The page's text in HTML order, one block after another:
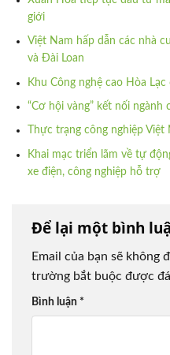
giới
Việt Nam hấp dẫn các nhà
và Đài Loan
Khu Công nghệ cao Hòa
“Cơ hội vàng” kết nối ngành
Thực trạng công nghiệp
Khai mạc triển lãm về tự
xe điện, công nghiệp hỗ trợ
Để lại một bình
Email của bạn sẽ không
trường bắt buộc được
Bình luận *